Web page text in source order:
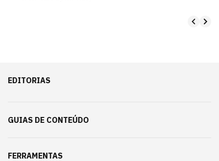
EDITORIAS
GUIAS DE CONTEÚDO
FERRAMENTAS